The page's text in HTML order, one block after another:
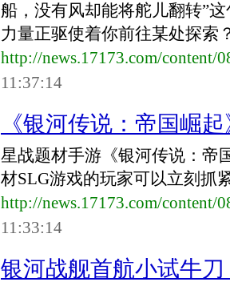
船，没有风却能将舵儿翻转”
力量正驱使着你前往某处探索
http://news.17173.com/content/
11:37:14
《银河传说：帝国崛
星战题材手游《银河传说：帝
材SLG游戏的玩家可以立刻抓
http://news.17173.com/content/
11:33:14
银河战舰首航小试牛